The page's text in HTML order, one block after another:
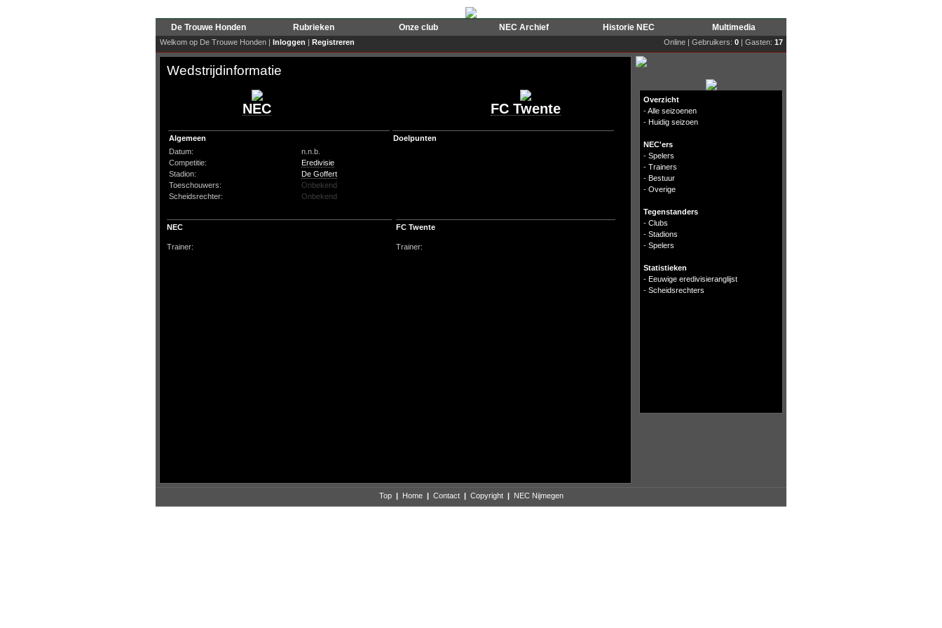
De Trouwe Honden Rubrieken Onze club NEC Archief Historie NEC Multimedia
Welkom op De Trouwe Honden | Inloggen | Registreren Online | Gebruikers: 0 | Gasten: 17
Wedstrijdinformatie
NEC FC Twente
Algemeen
Datum:
n.n.b.
Competitie:
Eredivisie
Stadion:
De Goffert
Toeschouwers:
Onbekend
Scheidsrechter:
Onbekend
Doelpunten
NEC FC Twente
Trainer: Trainer:
Overzicht
-Alle seizoenen
- Huidig seizoen
NEC'ers
- Spelers
- Trainers
- Bestuur
- Overige
Tegenstanders
- Clubs
- Stadions
- Spelers
Statistieken
- Eeuwige eredivisieranglijst
- Scheidsrechters
Top | Home | Contact | Copyright | NEC Nijmegen